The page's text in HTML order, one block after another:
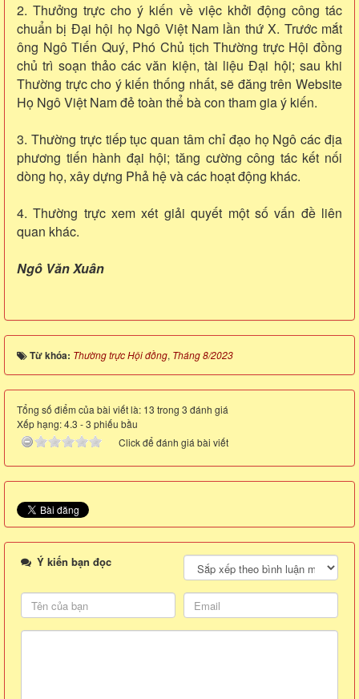
2. Thưởng trực cho ý kiến về việc khởi động công tác
chuẩn bị Đại hội họ Ngô Việt Nam lần thứ X. Trước mắt
ông Ngô Tiến Quý, Phó Chủ tịch Thường trực Hội đồng
chủ trì soạn thảo các văn kiện, tài liệu Đại hội; sau khi
Thường trực cho ý kiến thống nhất, sẽ đăng trên Website
Họ Ngô Việt Nam đẻ toàn thể bà con tham gia ý kiến.
3. Thường trực tiếp tục quan tâm chỉ đạo họ Ngô các địa
phương tiến hành đại hội; tăng cường công tác kết nối
dòng họ, xây dựng Phả hệ và các hoạt động khác.
4. Thường trực xem xét giải quyết một số vấn đề liên
quan khác.
Ngô Văn Xuân
Từ khóa: Thường trực Hội đồng, Tháng 8/2023
Tổng số điểm của bài viết là: 13 trong 3 đánh giá
Xếp hạng:4.3 -3 phiếu bầu
Click để đánh giá bài viết
Ý kiến bạn đọc